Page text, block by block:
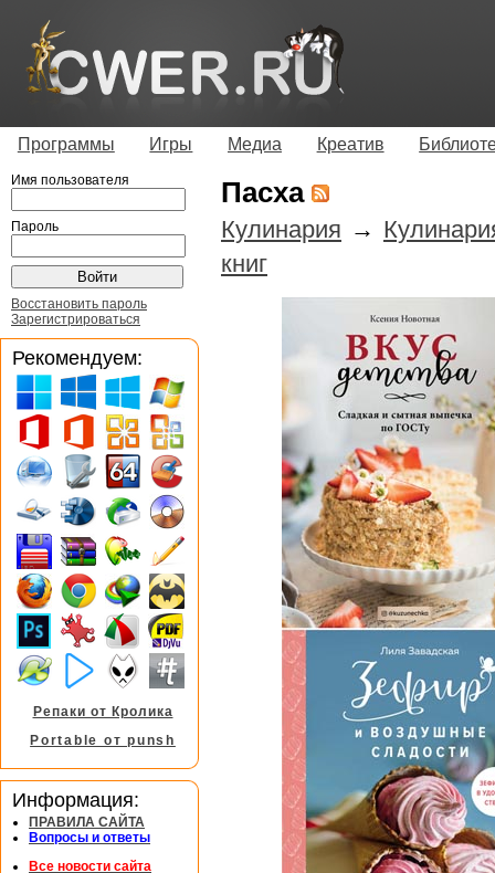
Программы Игры Медиа Креатив
Пасха
Кулинария →
книг
Имя пользователя
Пароль
Восстановить пароль
Зарегистрироваться
Рекомендуем:
Репаки от Кролика
Portable от punsh
Информация:
ПРАВИЛА САЙТА
Вопросы и ответы
Все новости сайта